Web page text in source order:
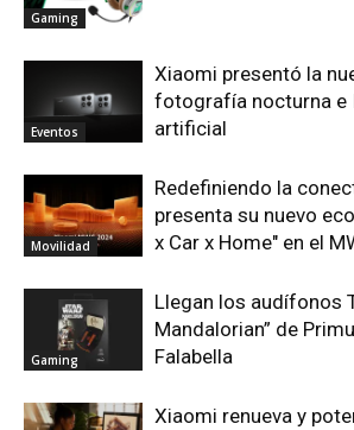
Gaming
Eventos
Xiaomi presentó la
fotografía nocturna e
artificial
Movilidad
Redefiniendo la
presenta su nuevo
x Car x Home" en el
Gaming
Llegan los audífonos
Mandalorian” de
Falabella
Xiaomi renueva y